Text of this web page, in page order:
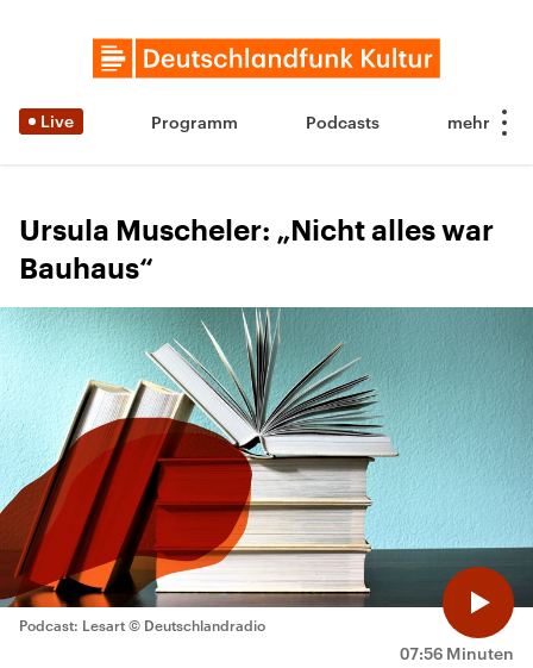
Live Programm Podcasts
Ursula Muscheler: „Nicht alles war
Bauhaus“
07:56 Minuten
Podcast: Lesart © Deutschlandradio